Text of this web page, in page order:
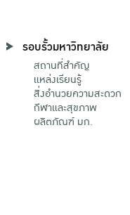
รอบรั้วมหาวิทยาลัย
สถานที่สำคัญ
แหล่งเรียนรู้
สิ่งอำนวยความสะดวก
กีฬาและสุขภาพ
ผลิตภัณฑ์ มก.